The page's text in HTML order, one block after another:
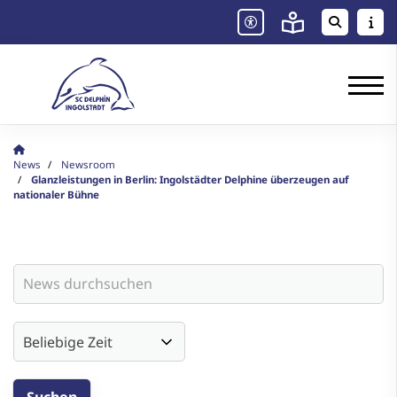
News
Newsroom
Glanzleistungen in Berlin: Ingolstädter Delphine überzeugen auf
nationaler Bühne